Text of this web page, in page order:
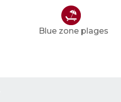
Blue zone plages